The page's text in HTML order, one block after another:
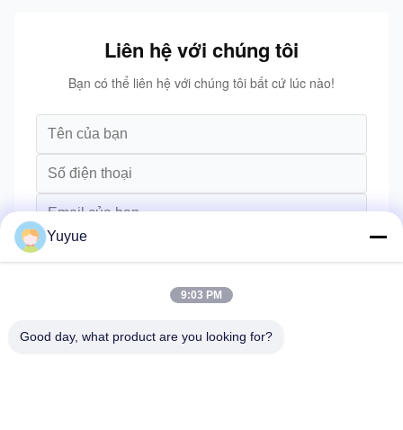
Liên hệ với chúng tôi
Bạn có thể liên hệ với chúng tôi bất cứ lúc nào!
Yuyue
9:03 PM
Good day, what product are you looking for?